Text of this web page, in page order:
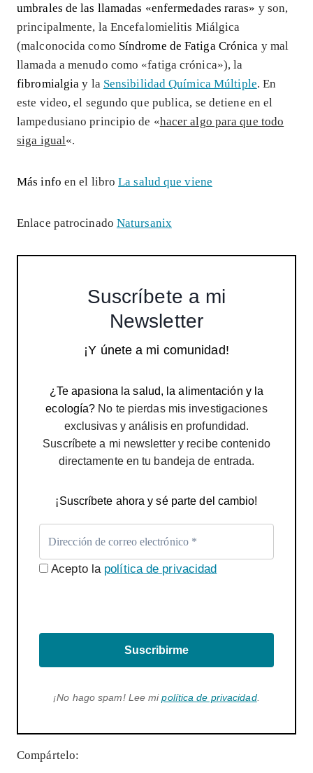
umbrales de las llamadas «enfermedades raras» y son,
principalmente, la Encefalomielitis Miálgica
(malconocida como Síndrome de Fatiga Crónica y mal
llamada a menudo como «fatiga crónica»), la
fibromialgia y la Sensibilidad Química Múltiple. En
este video, el segundo que publica, se detiene en el
lampedusiano principio de «hacer algo para que todo
siga igual«.
Más info en el libroLa salud que viene
Enlace patrocinado Natursanix
Suscríbete a mi
Newsletter
¡Y únete a mi comunidad!
¿Te apasiona la salud, la alimentación y la
ecología? No te pierdas mis investigaciones
exclusivas y análisis en profundidad.
Suscríbete a mi newsletter y recibe contenido
directamente en tu bandeja de entrada.
¡Suscríbete ahora y sé parte del cambio!
Acepto la política de privacidad
Suscribirme
¡No hago spam! Lee mipolítica de privacidad.
Compártelo: